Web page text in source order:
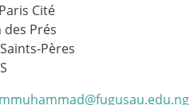
Cité
Prés
Pères